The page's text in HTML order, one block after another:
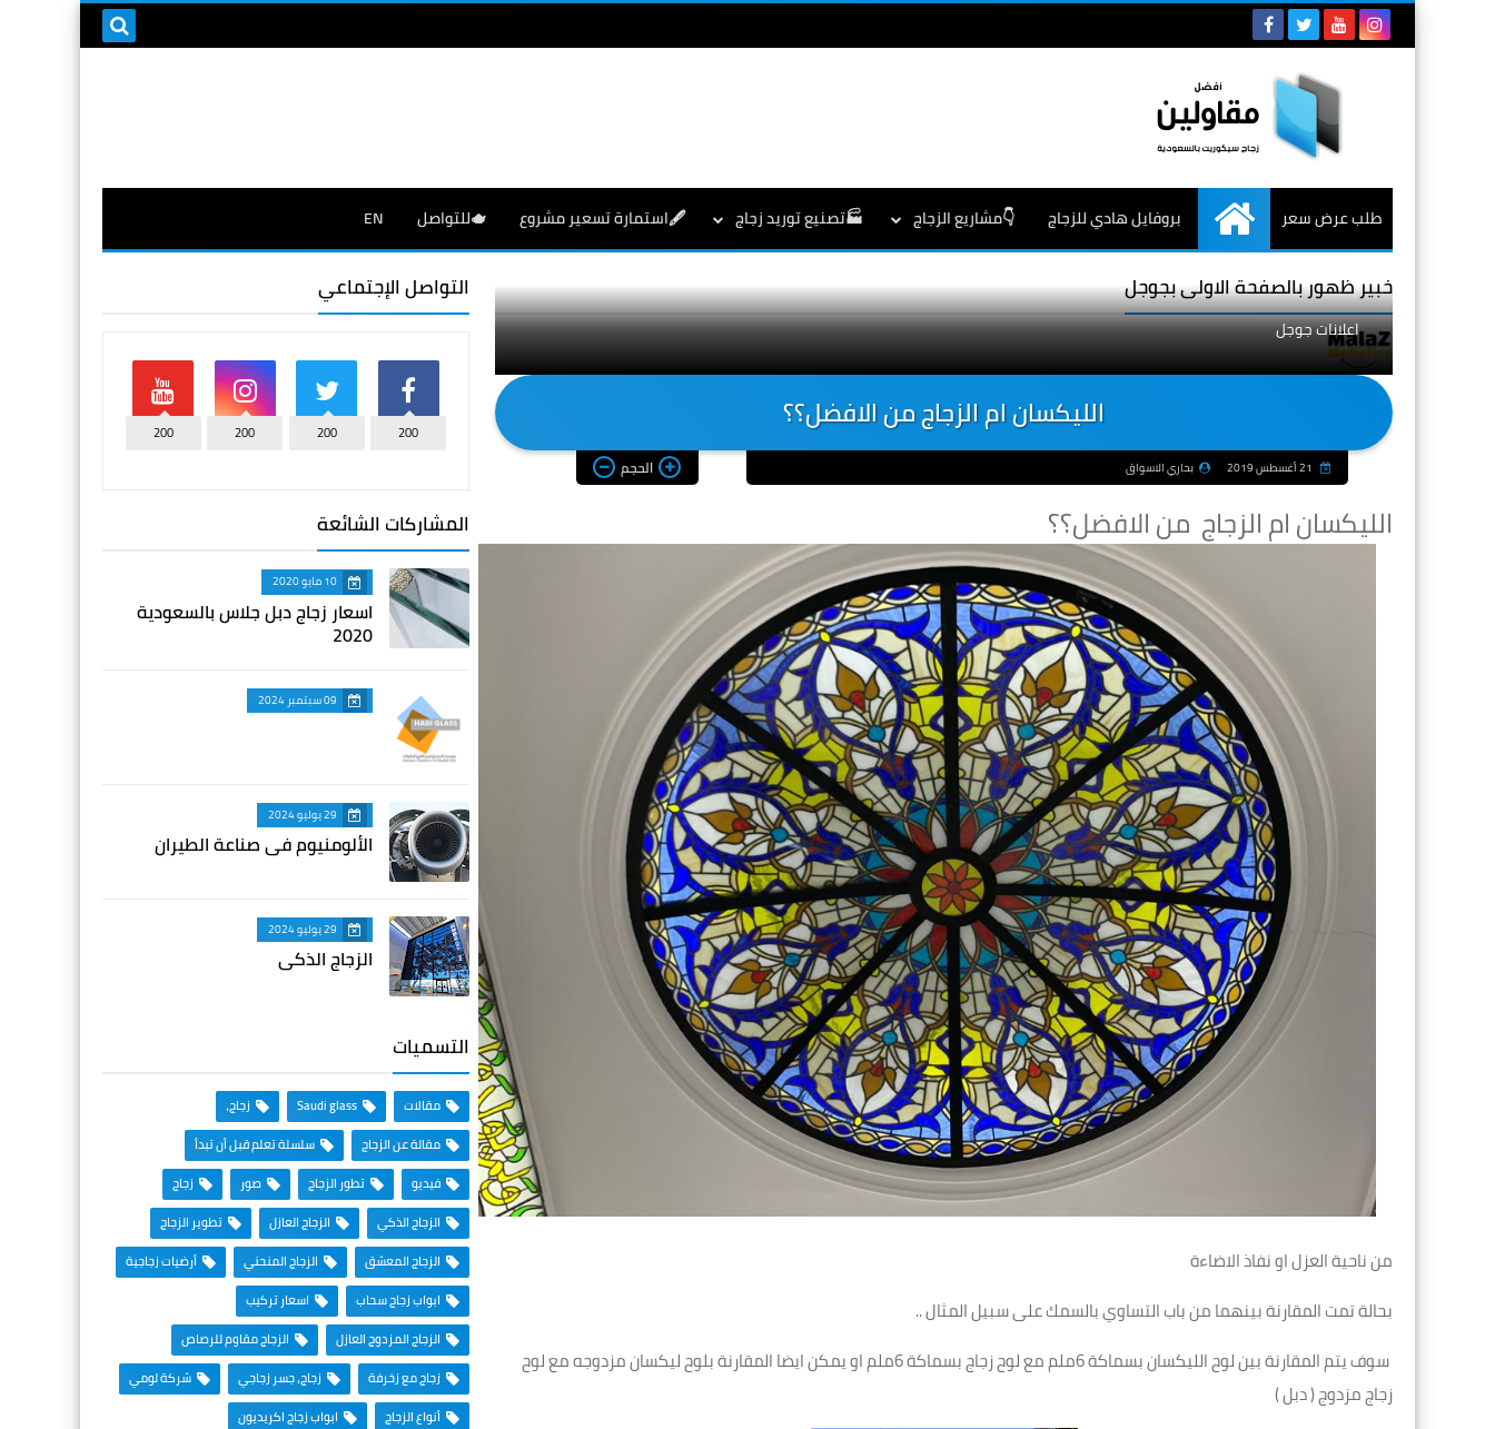
طلب عرض سعر الرئيسية
بروفايل هادي للزجاج 👇مشاريع الزجاج 🏭تصنيع توريد زجاج 🖋️استمارة تسعير مشروع 🫖للتواصل EN
خبير ظهور بالصفحة الاولى بجوجل
اعلانات جوجل
الليكسان ام الزجاج من الافضل؟؟
بحاري الاسواق الحجم
الليكسان ام الزجاج من الافضل؟؟
من ناحية العزل او نفاذ الاضاءة
بحالة تمت المقارنة بينهما من باب التساوي بالسمك على سبيل المثال ..
سوف يتم المقارنة بين لوح الليكسان بسماكة 6ملم مع لوح زجاج بسماكة 6ملم او يمكن ايضا المقارنة بلوح ليكسان مزدوجه مع لوح
زجاج مزدوج ( دبل )
التواصل الإجتماعي
200
200
200
200
المشاركات الشائعة
10 مايو 2020
اسعار زجاج دبل جلاس بالسعودية
2020
09 سبتمبر 2024
29 يوليو 2024
الألومنيوم في صناعة الطيران
29 يوليو 2024
الزجاج الذكي
التسميات
مقالات Saudi glass
زجاج،
مقالة عن الزجاج
سلسلة تعلم قبل أن تبدأ
فيديو
تطور الزجاج صور
زجاج
الزجاج الذكي
الزجاج العازل
تطوير الزجاج
الزجاج المعشق
الزجاج المنحني
أرضيات زجاجية
ابواب زجاج سحاب
اسعار تركيب
الزجاج المزدوج العازل
الزجاج مقاوم للرصاص
زجاج مع زخرفة
زجاج، جسر زجاجي
شركة لومي
أنواع الزجاج
ابواب زجاج اكريديون